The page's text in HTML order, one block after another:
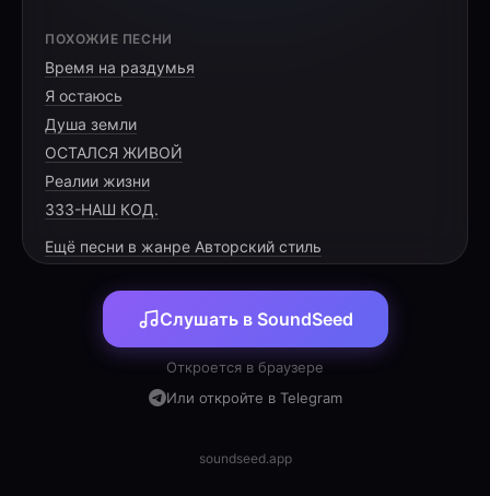
Um "oi" no Face que você respondeu,
Mudou o rumo desse peito meu.
A vida tinha perdido a cor,
[PRE-CHORUS]
Há três anos sou feliz assim,
Rosane, você é tudo pra mim.
Na enfermagem aprende a cuidar,
ПОХОЖИЕ ПЕСНИ
Время на раздумья
Я остаюсь
Душа земли
ОСТАЛСЯ ЖИВОЙ
Реалии жизни
333-НАШ КОД.
Ещё песни в жанре Авторский стиль
Слушать в SoundSeed
Откроется в браузере
Или откройте в Telegram
soundseed.app